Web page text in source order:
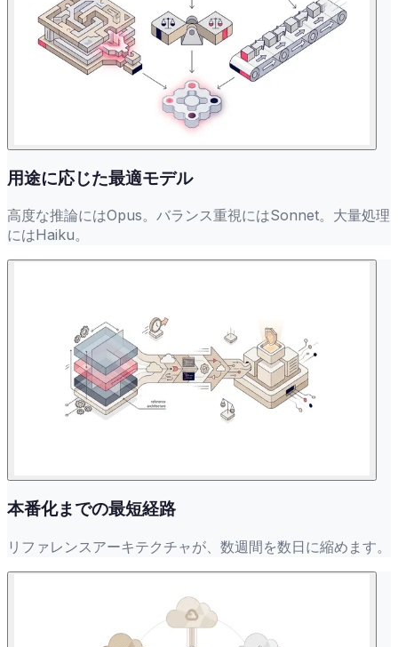
用途に応じた最適モデル
高度な推論にはOpus。バランス重視にはSonnet。大量処理
にはHaiku。
本番化までの最短経路
リファレンスアーキテクチャが、数週間を数日に縮めます。